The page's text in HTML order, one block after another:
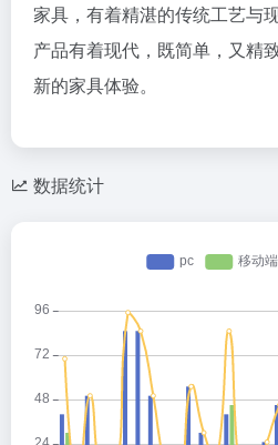
家具，有着精湛的传统工艺与
产品有着现代，既简单，又精
新的家具体验。
数据统计